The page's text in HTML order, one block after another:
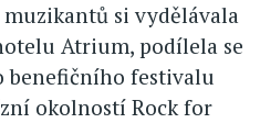
si vydělávala
Atrium, podílela se
festivalu
okolností Rock for